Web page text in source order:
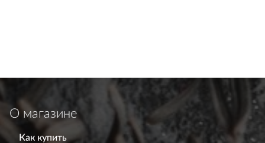
О магазине
Как купить